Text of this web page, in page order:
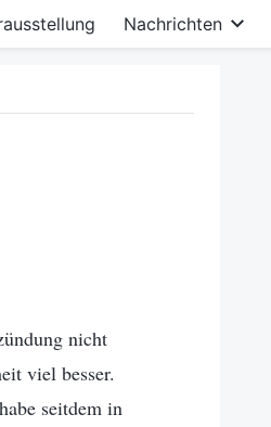
Nachrichten
nicht
viel besser.
seitdem in